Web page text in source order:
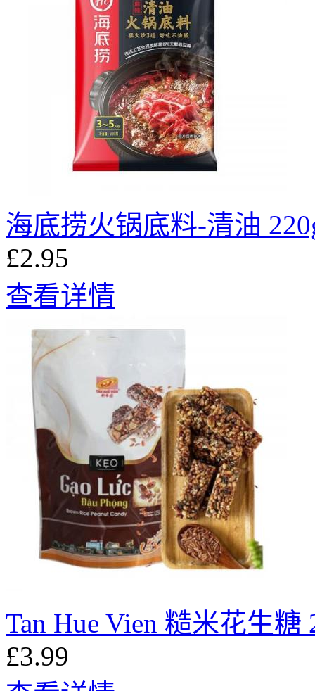
海底捞火锅底料-清油
£2.95
查看详情
Tan Hue Vien 糙米花生糖
£3.99